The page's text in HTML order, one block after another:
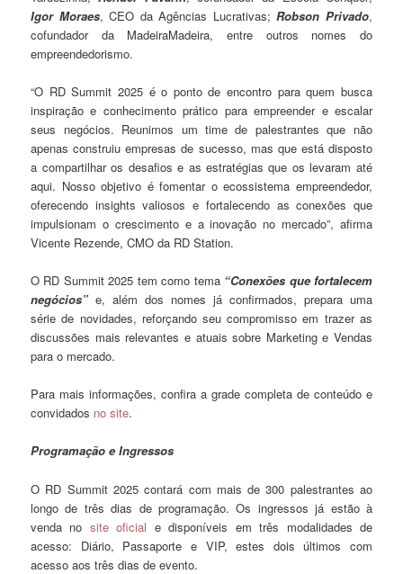
Igor Moraes, CEO da Agências Lucrativas;Robson Privado,
cofundador da MadeiraMadeira, entre outros nomes do
empreendedorismo.
“O RD Summit 2025 é o ponto de encontro para quem busca
inspiração e conhecimento prático para empreender e escalar
seus negócios. Reunimos um time de palestrantes que não
apenas construiu empresas de sucesso, mas que está disposto
a compartilhar os desafios e as estratégias que os levaram até
aqui. Nosso objetivo é fomentar o ecossistema empreendedor,
oferecendo insights valiosos e fortalecendo as conexões que
impulsionam o crescimento e a inovação no mercado”, afirma
Vicente Rezende, CMO da RD Station.
O RD Summit 2025 tem como tema “Conexões que fortalecem
negócios” e, além dos nomes já confirmados, prepara uma
série de novidades, reforçando seu compromisso em trazer as
discussões mais relevantes e atuais sobre Marketing e Vendas
para o mercado.
Para mais informações, confira a grade completa de conteúdo e
convidados no site.
Programação e Ingressos
O RD Summit 2025 contará com mais de 300 palestrantes ao
longo de três dias de programação. Os ingressos já estão à
venda no site oficial e disponíveis em três modalidades de
acesso: Diário, Passaporte e VIP, estes dois últimos com
acesso aos três dias de evento.